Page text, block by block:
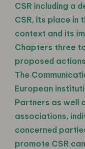
CSR including a
CSR, its place in
context and its
Chapters three
proposed
The
European
Partners as well
associations,
concerned
promote CSR